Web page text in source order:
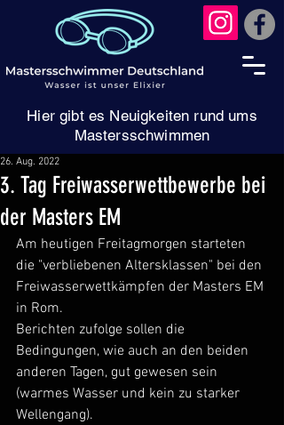
Hier gibt es Neuigkeiten rund ums
Mastersschwimmen
3. Tag Freiwasserwettbewerbe bei
der Masters EM
26. Aug. 2022
Am heutigen Freitagmorgen starteten
die "verbliebenen Altersklassen" bei den
Freiwasserwettkämpfen der Masters EM
in Rom.
Berichten zufolge sollen die
Bedingungen, wie auch an den beiden
anderen Tagen, gut gewesen sein
(warmes Wasser und kein zu starker
Wellengang).